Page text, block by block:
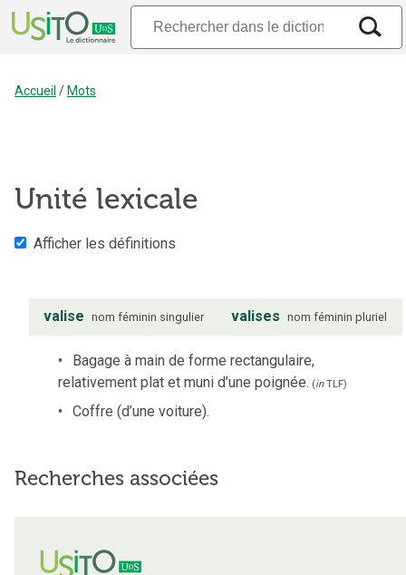
Accueil / Mots
Unité lexicale
Afficher les définitions
valise nom féminin singulier valises nom féminin pluriel
Bagage à main de forme rectangulaire,
relativement plat et muni d’une poignée. (inTLF)
Coffre (d’une voiture).
Recherches associées